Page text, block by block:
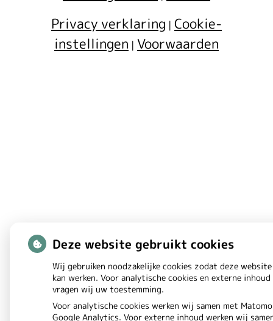
Privacy verklaring | Cookie-
instellingen | Voorwaarden
Deze website gebruikt cookies
Wij gebruiken noodzakelijke cookies zodat deze
kan werken. Voor analytische cookies en externe inhoud
vragen wij uw toestemming.
Voor analytische cookies werken wij samen met
Google Analytics. Voor externe inhoud werken wij